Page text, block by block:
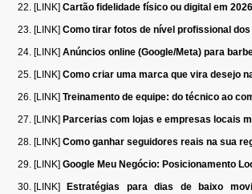
[LINK] Cartão fidelidade físico ou digital em
[LINK] Como tirar fotos de nível profissional
[LINK] Anúncios online (Google/Meta) para
[LINK] Como criar uma marca que vira desejo
[LINK] Treinamento de equipe: do técnico ao
[LINK] Parcerias com lojas e empresas locais
[LINK] Como ganhar seguidores reais na sua
[LINK] Google Meu Negócio: Posicionamento
[LINK]Estratégias para dias de baixo